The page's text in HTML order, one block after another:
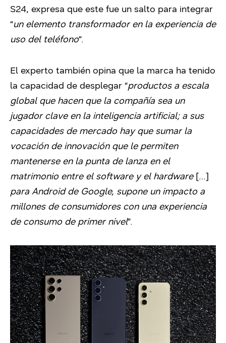
S24, expresa que este fue un salto para integrar
“un elemento transformador en la experiencia de
uso del teléfono”.
El experto también opina que la marca ha tenido
la capacidad de desplegar “productos a escala
global que hacen que la compañía sea un
jugador clave en la inteligencia artificial; a sus
capacidades de mercado hay que sumar la
vocación de innovación que le permiten
mantenerse en la punta de lanza en el
matrimonio entre el software y el hardware […]
para Android de Google, supone un impacto a
millones de consumidores con una experiencia
de consumo de primer nivel”.